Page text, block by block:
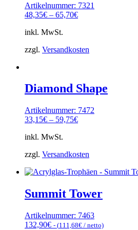
Artikelnummer: 7321
48,35€ – 65,70€
inkl. MwSt.
zzgl. Versandkosten
Diamond Shape
Artikelnummer: 7472
33,15€ – 59,75€
inkl. MwSt.
zzgl. Versandkosten
Summit Tower
Artikelnummer: 7463
132,90€ - (111,68€ / netto)